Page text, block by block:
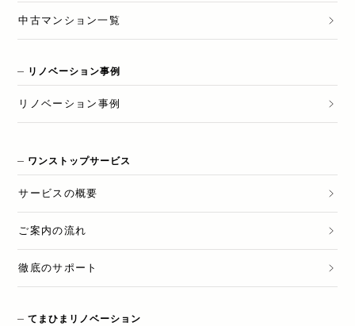
中古マンション一覧
リノベーション事例
リノベーション 事例
ワンストップサービス
サービスの概要
ご案内の流れ
徹底のサポート
てまひまリノベーション